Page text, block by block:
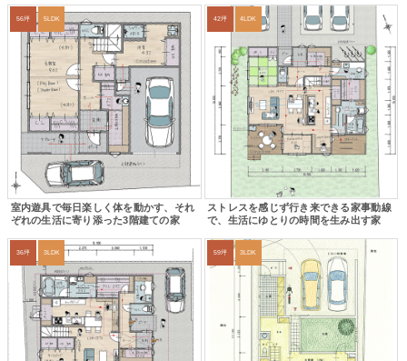
56坪 5LDK
室内遊具で毎日楽しく体を動かす、それ
ぞれの生活に寄り添った3階建ての家
42坪 4LDK
ストレスを感じず行き来できる家事動線
で、生活にゆとりの時間を生み出す家
36坪 3LDK 59坪 3LDK